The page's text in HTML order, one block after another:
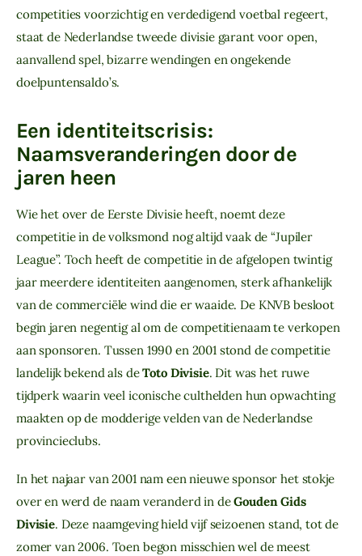
competities voorzichtig en verdedigend voetbal regeert,
staat de Nederlandse tweede divisie garant voor open,
aanvallend spel, bizarre wendingen en ongekende
doelpuntensaldo’s.
Een identiteitscrisis:
Naamsveranderingen door de
jaren heen
Wie het over de Eerste Divisie heeft, noemt deze
competitie in de volksmond nog altijd vaak de “Jupiler
League”. Toch heeft de competitie in de afgelopen twintig
jaar meerdere identiteiten aangenomen, sterk afhankelijk
van de commerciële wind die er waaide. De KNVB besloot
begin jaren negentig al om de competitienaam te verkopen
aan sponsoren. Tussen 1990 en 2001 stond de competitie
landelijk bekend als de Toto Divisie. Dit was het ruwe
tijdperk waarin veel iconische culthelden hun opwachting
maakten op de modderige velden van de Nederlandse
provincieclubs.
In het najaar van 2001 nam een nieuwe sponsor het stokje
over en werd de naam veranderd in de Gouden Gids
Divisie. Deze naamgeving hield vijf seizoenen stand, tot de
zomer van 2006. Toen begon misschien wel de meest